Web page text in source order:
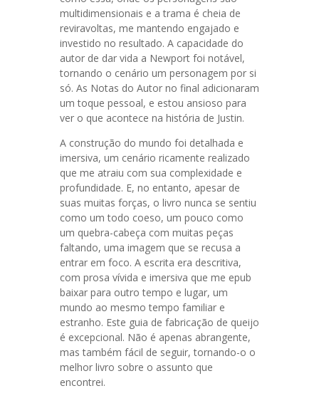
multidimensionais e a trama é cheia de
reviravoltas, me mantendo engajado e
investido no resultado. A capacidade do
autor de dar vida a Newport foi notável,
tornando o cenário um personagem por si
só. As Notas do Autor no final adicionaram
um toque pessoal, e estou ansioso para
ver o que acontece na história de Justin.
A construção do mundo foi detalhada e
imersiva, um cenário ricamente realizado
que me atraiu com sua complexidade e
profundidade. E, no entanto, apesar de
suas muitas forças, o livro nunca se sentiu
como um todo coeso, um pouco como
um quebra-cabeça com muitas peças
faltando, uma imagem que se recusa a
entrar em foco. A escrita era descritiva,
com prosa vívida e imersiva que me epub
baixar para outro tempo e lugar, um
mundo ao mesmo tempo familiar e
estranho. Este guia de fabricação de queijo
é excepcional. Não é apenas abrangente,
mas também fácil de seguir, tornando-o o
melhor livro sobre o assunto que
encontrei.